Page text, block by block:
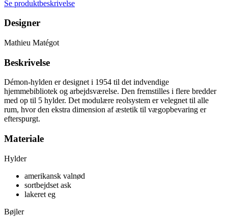
Se produktbeskrivelse
Designer
Mathieu Matégot
Beskrivelse
Démon-hylden er designet i 1954 til det indvendige
hjemmebibliotek og arbejdsværelse. Den fremstilles i flere bredder
med op til 5 hylder. Det modulære reolsystem er velegnet til alle
rum, hvor den ekstra dimension af æstetik til vægopbevaring er
efterspurgt.
Materiale
Hylder
amerikansk valnød
sortbejdset ask
lakeret eg
Bøjler